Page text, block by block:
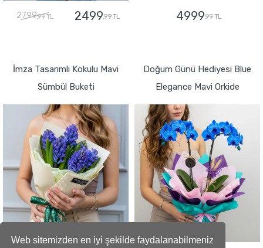
Web sitemizden en iyi şekilde faydalanabilmeniz
2799,99 TL 2499,99 TL 4999,99 TL
İmza Tasarımlı Kokulu Mavi
Sümbül Buketi
Doğum Günü Hediyesi Blue
Elegance Mavi Orkide